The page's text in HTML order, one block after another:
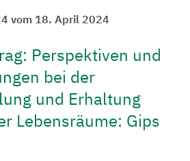
vom 18. April 2024
Perspektiven und
bei der
und Erhaltung
Lebensräume: Gips